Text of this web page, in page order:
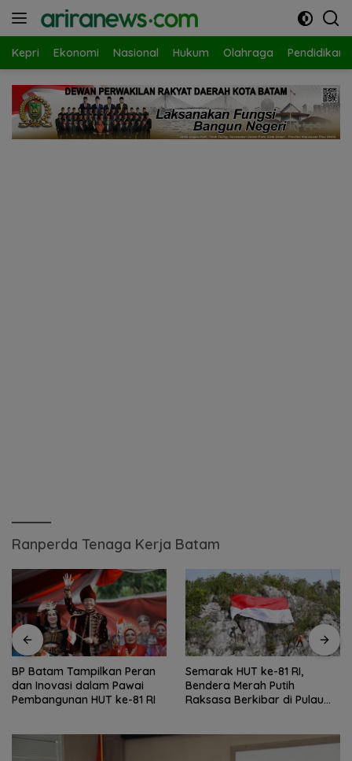
Kepri Ekonomi Nasional Hukum Olahraga Pendidikan
Ranperda Tenaga Kerja Batam
BP Batam Tampilkan Peran
dan Inovasi dalam Pawai
Pembangunan HUT ke-81 RI
Semarak HUT ke-81 RI,
Bendera Merah Putih
Raksasa Berkibar di Pulau